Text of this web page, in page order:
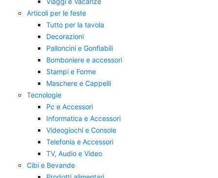
Articoli per le feste
Tutto per la tavola
Decorazioni
Palloncini e Gonfiabili
Bomboniere e accessori
Stampi e Forme
Maschere e Cappelli
Tecnologie
Pc e Accessori
Informatica e Accessori
Videogiochi e Console
Telefonia e Accessori
TV, Audio e Video
Cibi e Bevande